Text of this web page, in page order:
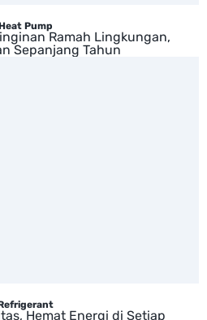
Pump
Ramah Lingkungan,
Sepanjang Tahun
Hemat Energi di Setiap